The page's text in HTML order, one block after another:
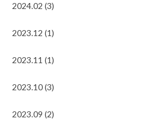
2024.02 (3)
2023.12 (1)
2023.11 (1)
2023.10 (3)
2023.09 (2)